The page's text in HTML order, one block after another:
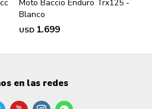
Moto Baccio Enduro Trx125 -
Blanco
USD 1.699
en las redes